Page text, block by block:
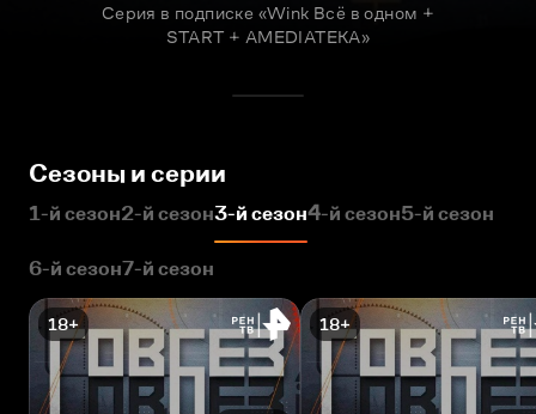
Серия в подписке «Wink Всё в одном +
START + AMEDIATEKA»
Сезоны и серии
1-й сезон2-й сезон3-й сезон4-й сезон5-й сезон
6-й сезон7-й сезон
18+ 18+